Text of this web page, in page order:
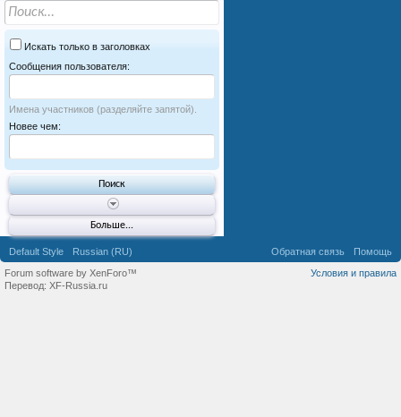
Искать только в заголовках
Сообщения пользователя:
Имена участников (разделяйте запятой).
Новее чем:
Больше...
Default Style Russian (RU) Обратная связь
Помощь
Условия и правила
Forum software by XenForo™
Перевод: XF-Russia.ru